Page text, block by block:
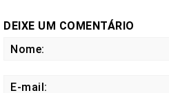
DEIXE UM COMENTÁRIO